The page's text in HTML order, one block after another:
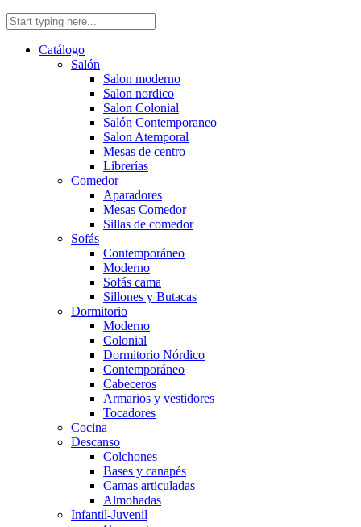
Catálogo
Salón
Salon moderno
Salon nordico
Salon Colonial
Salón Contemporaneo
Salon Atemporal
Mesas de centro
Librerías
Comedor
Aparadores
Mesas Comedor
Sillas de comedor
Sofás
Contemporáneo
Moderno
Sofás cama
Sillones y Butacas
Dormitorio
Moderno
Colonial
Dormitorio Nórdico
Contemporáneo
Cabeceros
Armarios y vestidores
Tocadores
Cocina
Descanso
Colchones
Bases y canapés
Camas articuladas
Almohadas
Infantil-Juvenil